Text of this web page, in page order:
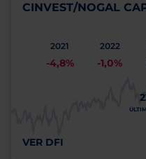
CINVEST/NOGAL
2021
-4,8%
2022
-1,0%
VER DFI